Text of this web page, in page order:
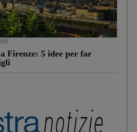
Firenze: 5 idee per far